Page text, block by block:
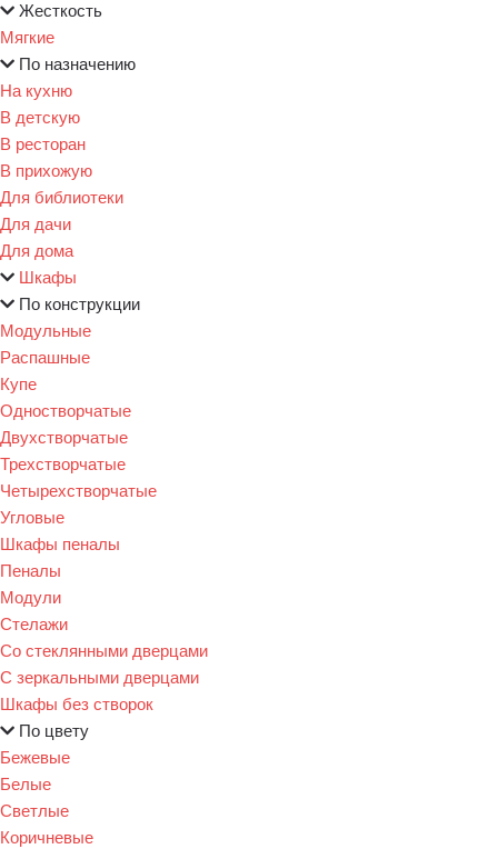
Жесткость
Мягкие
По назначению
На кухню
В детскую
В ресторан
В прихожую
Для библиотеки
Для дачи
Для дома
Шкафы
По конструкции
Модульные
Распашные
Купе
Одностворчатые
Двухстворчатые
Трехстворчатые
Четырехстворчатые
Угловые
Шкафы пеналы
Пеналы
Модули
Стелажи
Со стеклянными дверцами
С зеркальными дверцами
Шкафы без створок
По цвету
Бежевые
Белые
Светлые
Коричневые